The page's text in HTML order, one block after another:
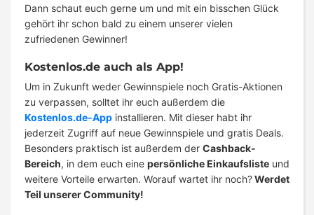
Dann schaut euch gerne um und mit ein bisschen Glück
gehört ihr schon bald zu einem unserer vielen
zufriedenen Gewinner!
Kostenlos.de auch als App!
Um in Zukunft weder Gewinnspiele noch Gratis-Aktionen
zu verpassen, solltet ihr euch außerdem die
Kostenlos.de-App installieren. Mit dieser habt ihr
jederzeit Zugriff auf neue Gewinnspiele und gratis Deals.
Besonders praktisch ist außerdem der Cashback-
Bereich, in dem euch eine persönliche Einkaufsliste und
weitere Vorteile erwarten. Worauf wartet ihr noch?Werdet
Teil unserer Community!